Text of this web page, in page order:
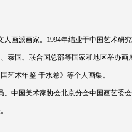
画派画家。1994年结业于中国艺术研
泰国、联合国总部等国家和地区举办
艺术年鉴·于水卷》等个人画集。
国美术家协会北京分会中国画艺委会